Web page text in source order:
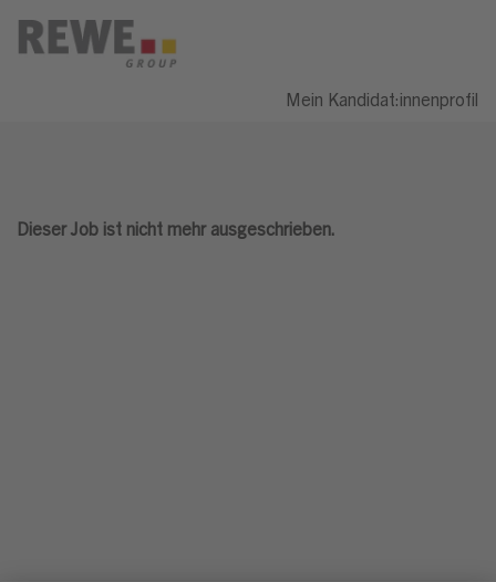
Mein Kandidat:innenprofil
Dieser Job ist nicht mehr ausgeschrieben.